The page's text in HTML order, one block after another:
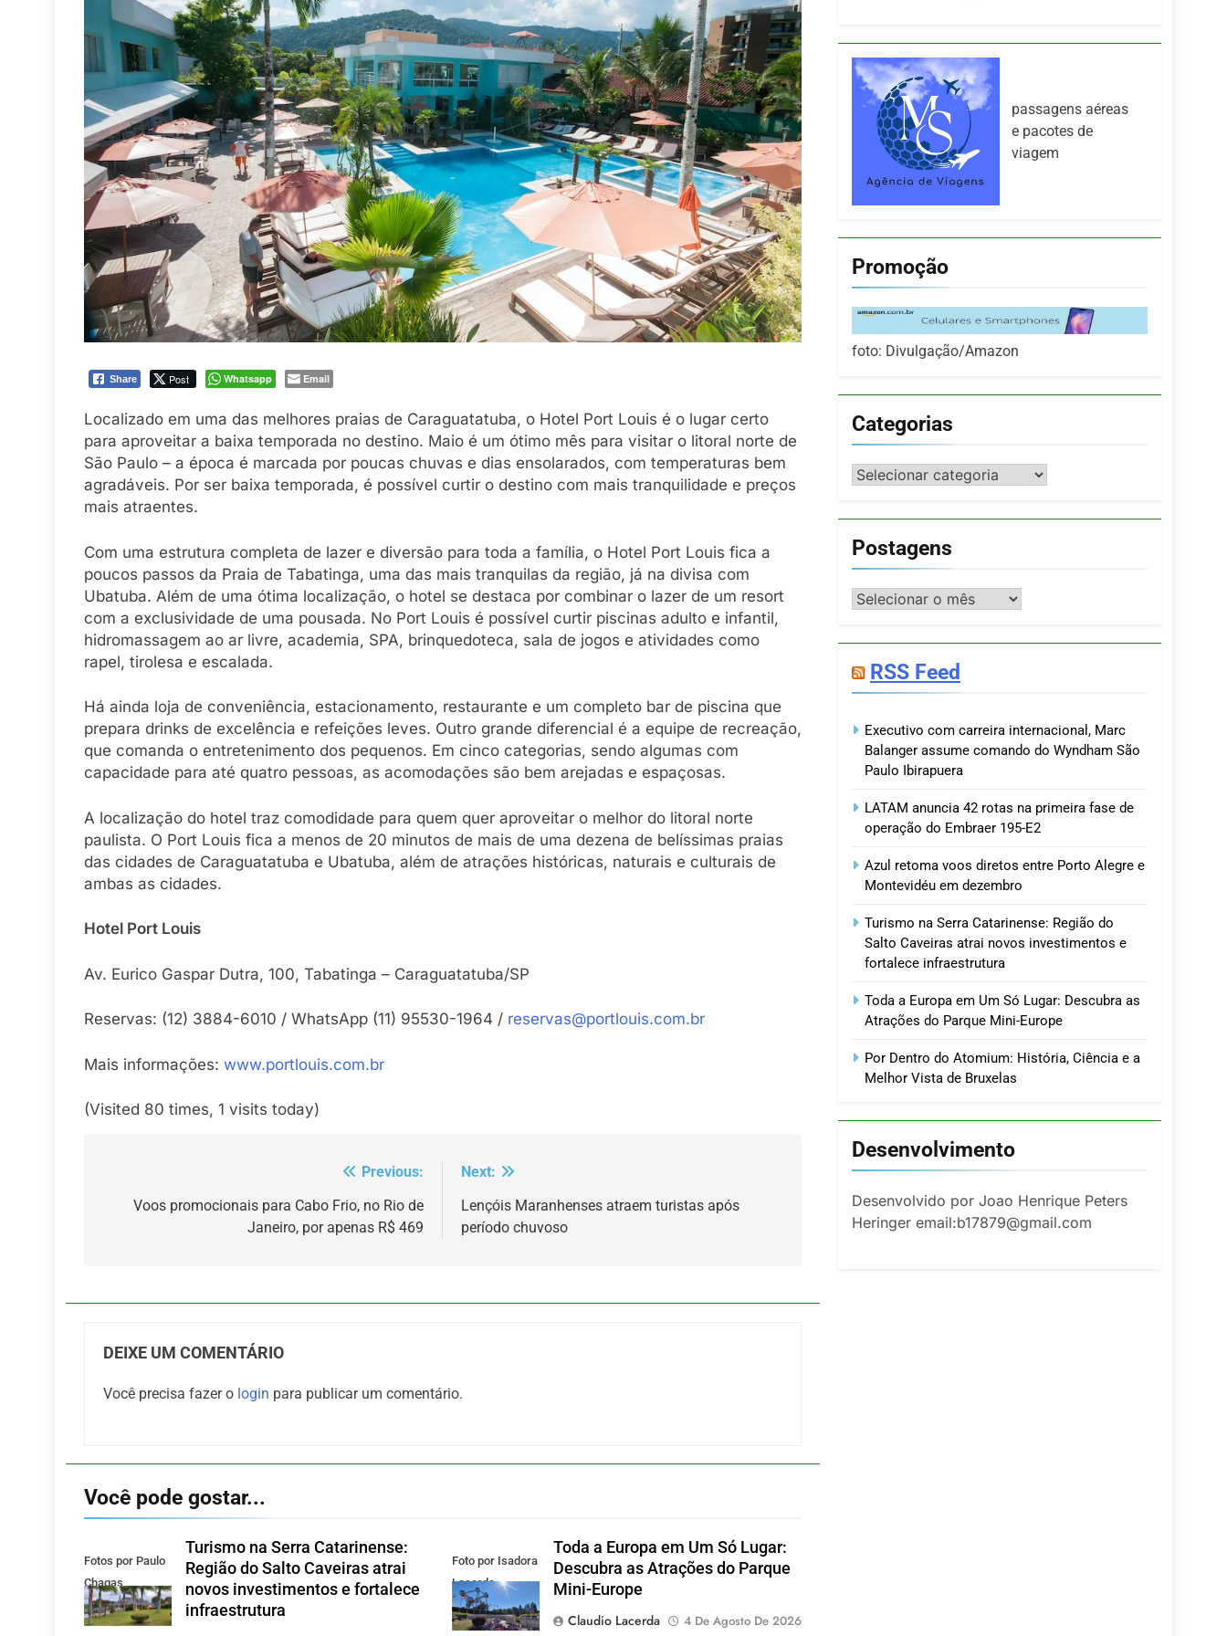
Share Post Whatsapp Email
Localizado em uma das melhores praias de Caraguatatuba, o Hotel Port Louis é o lugar certo
para aproveitar a baixa temporada no destino. Maio é um ótimo mês para visitar o litoral norte de
São Paulo – a época é marcada por poucas chuvas e dias ensolarados, com temperaturas bem
agradáveis. Por ser baixa temporada, é possível curtir o destino com mais tranquilidade e preços
mais atraentes.
Com uma estrutura completa de lazer e diversão para toda a família, o Hotel Port Louis fica a
poucos passos da Praia de Tabatinga, uma das mais tranquilas da região, já na divisa com
Ubatuba. Além de uma ótima localização, o hotel se destaca por combinar o lazer de um resort
com a exclusividade de uma pousada. No Port Louis é possível curtir piscinas adulto e infantil,
hidromassagem ao ar livre, academia, SPA, brinquedoteca, sala de jogos e atividades como
rapel, tirolesa e escalada.
Há ainda loja de conveniência, estacionamento, restaurante e um completo bar de piscina que
prepara drinks de excelência e refeições leves. Outro grande diferencial é a equipe de recreação,
que comanda o entretenimento dos pequenos. Em cinco categorias, sendo algumas com
capacidade para até quatro pessoas, as acomodações são bem arejadas e espaçosas.
A localização do hotel traz comodidade para quem quer aproveitar o melhor do litoral norte
paulista. O Port Louis fica a menos de 20 minutos de mais de uma dezena de belíssimas praias
das cidades de Caraguatatuba e Ubatuba, além de atrações históricas, naturais e culturais de
ambas as cidades.
Hotel Port Louis
Av. Eurico Gaspar Dutra, 100, Tabatinga – Caraguatatuba/SP
Reservas: (12) 3884-6010 / WhatsApp (11) 95530-1964 / reservas@portlouis.com.br
Mais informações: www.portlouis.com.br
(Visited 80 times, 1 visits today)
Previous:
Voos promocionais para Cabo Frio, no Rio de
Janeiro, por apenas R$ 469
Next:
Lençóis Maranhenses atraem turistas após
período chuvoso
DEIXE UM COMENTÁRIO
Você precisa fazer o login para publicar um comentário.
Você pode gostar...
Fotos por Paulo
Chagas
Turismo na Serra Catarinense:
Região do Salto Caveiras atrai
novos investimentos e fortalece
infraestrutura
Foto por Isadora
Lacerda
Toda a Europa em Um Só Lugar:
Descubra as Atrações do Parque
Mini-Europe
Claudio Lacerda
4 De Agosto De 2026
passagens aéreas
e pacotes de
viagem
Promoção
foto: Divulgação/Amazon
Categorias
Categorias
Postagens
Postagens
RSS Feed
Executivo com carreira internacional, Marc
Balanger assume comando do Wyndham São
Paulo Ibirapuera
LATAM anuncia 42 rotas na primeira fase de
operação do Embraer 195-E2
Azul retoma voos diretos entre Porto Alegre e
Montevidéu em dezembro
Turismo na Serra Catarinense: Região do
Salto Caveiras atrai novos investimentos e
fortalece infraestrutura
Toda a Europa em Um Só Lugar: Descubra as
Atrações do Parque Mini-Europe
Por Dentro do Atomium: História, Ciência e a
Melhor Vista de Bruxelas
Desenvolvimento
Desenvolvido por Joao Henrique Peters
Heringer email:b17879@gmail.com